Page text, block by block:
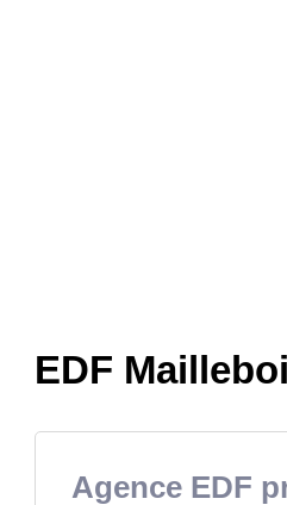
EDF
Agence EDF